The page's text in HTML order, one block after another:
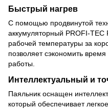
Быстрый нагрев
С помощью продвинутой
аккумуляторный PROFI-TEC
рабочей температуры за
позволяет сэкономить
работы.
Интеллектуальный и
Паяльник оснащен
который обеспечивает